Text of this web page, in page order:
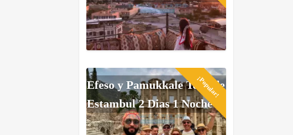
¡Popular!
Efeso y Pamukkale Tour de
Estambul 2 Dias 1 Noche